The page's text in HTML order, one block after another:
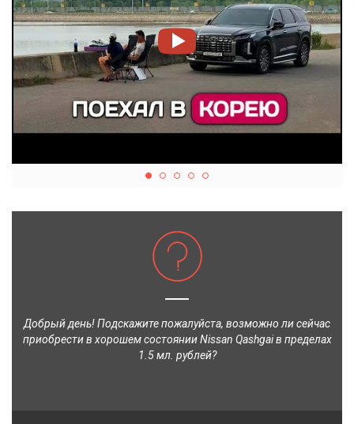
Добрый день! Подскажите пожалуйста, возможно ли сейчас
приобрести в хорошем состоянии Nissan Qashgai в пределах
1.5 мл. рублей?